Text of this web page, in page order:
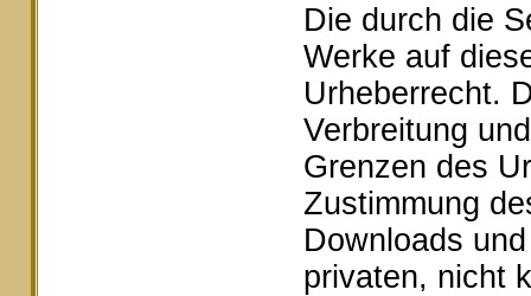
Die durch die
Werke auf
Urheberrecht.
Verbreitung
Grenzen des
Zustimmung
Downloads
privaten, nicht